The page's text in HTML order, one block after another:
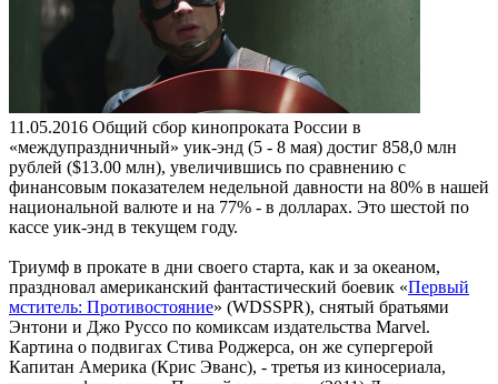
11.05.2016 Общий сбор кинопроката России в
«междупраздничный» уик-энд (5 - 8 мая) достиг 858,0 млн
рублей ($13.00 млн), увеличившись по сравнению с
финансовым показателем недельной давности на 80% в нашей
национальной валюте и на 77% - в долларах. Это шестой по
кассе уик-энд в текущем году.
Триумф в прокате в дни своего старта, как и за океаном,
праздновал американский фантастический боевик «Первый
мститель: Противостояние» (WDSSPR), снятый братьями
Энтони и Джо Руссо по комиксам издательства Marvel.
Картина о подвигах Стива Роджерса, он же супергерой
Капитан Америка (Крис Эванс), - третья из киносериала,